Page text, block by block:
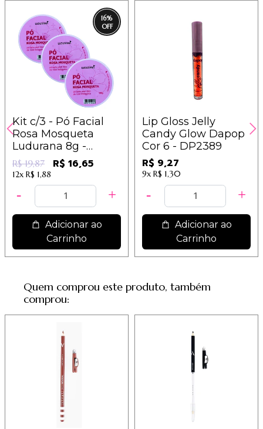
16%
Kit c/3 - Pó Facial
Rosa Mosqueta
Ludurana 8g -
B00280 / 6,62
R$ 19,87 R$ 16,65
12x R$ 1,88
Adicionar ao
Carrinho
Lip Gloss Jelly
Candy Glow Dapop
Cor 6 - DP2389
R$ 9,27
9x R$ 1,30
Adicionar ao
Carrinho
Quem comprou este produto, também
comprou: